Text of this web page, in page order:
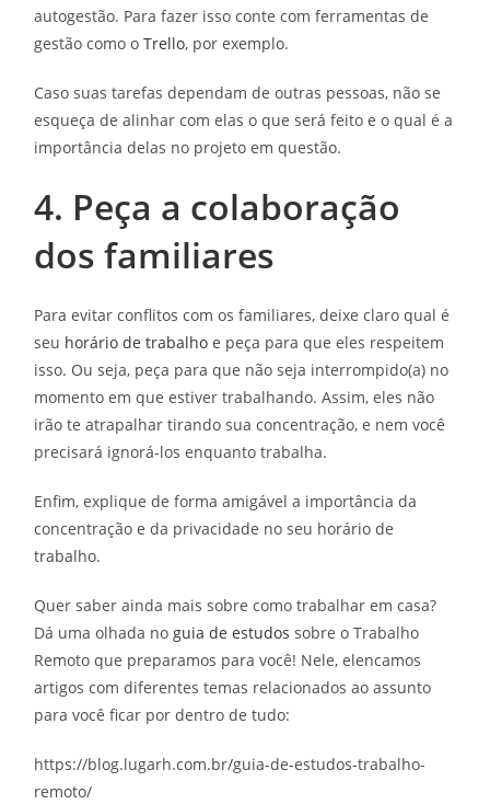
autogestão. Para fazer isso conte com ferramentas de
gestão como oTrello, por exemplo.
Caso suas tarefas dependam de outras pessoas, não se
esqueça de alinhar com elas o que será feito e o qual é a
importância delas no projeto em questão.
4. Peça a colaboração
dos familiares
Para evitar conflitos com os familiares, deixe claro qual é
seu horário de trabalho e peça para que eles respeitem
isso. Ou seja, peça para que não seja interrompido(a) no
momento em que estiver trabalhando. Assim, eles não
irão te atrapalhar tirando sua concentração, e nem você
precisará ignorá-los enquanto trabalha.
Enfim, explique de forma amigável a importância da
concentração e da privacidade no seu horário de
trabalho.
Quer saber ainda mais sobre como trabalhar em casa?
Dá uma olhada noguia de estudos sobre o Trabalho
Remoto que preparamos para você! Nele, elencamos
artigos com diferentes temas relacionados ao assunto
para você ficar por dentro de tudo:
https://blog.lugarh.com.br/guia-de-estudos-trabalho-
remoto/